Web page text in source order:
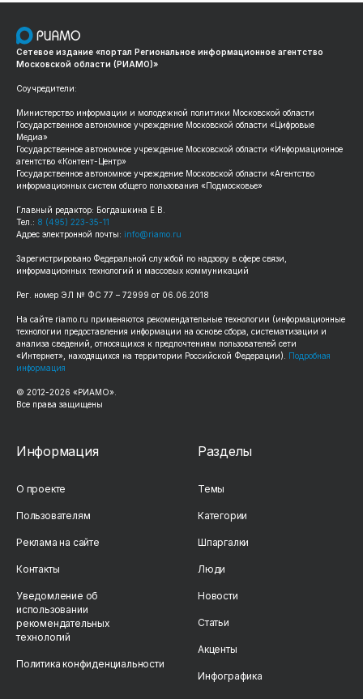
Сетевое издание «портал Региональное информационное агентство
Московской области (РИАМО)»
Соучредители:
Министерство информации и молодежной политики Московской области
Государственное автономное учреждение Московской области «Цифровые
Медиа»
Государственное автономное учреждение Московской области «Информационное
агентство «Контент-Центр»
Государственное автономное учреждение Московской области «Агентство
информационных систем общего пользования «Подмосковье»
Главный редактор: Богдашкина Е.В.
Тел.: 8 (495) 223-35-11
Адрес электронной почты: info@riamo.ru
Зарегистрировано Федеральной службой по надзору в сфере связи,
информационных технологий и массовых коммуникаций
Рег. номер ЭЛ № ФС 77 – 72999 от 06.06.2018
На сайте riamo.ru применяются рекомендательные технологии (информационные
технологии предоставления информации на основе сбора, систематизации и
анализа сведений, относящихся к предпочтениям пользователей сети
«Интернет», находящихся на территории Российской Федерации). Подробная
информация
© 2012-2026 «РИАМО».
Все права защищены
Информация
О проекте
Пользователям
Реклама на сайте
Контакты
Уведомление об
использовании
рекомендательных
технологий
Политика конфиденциальности
Разделы
Темы
Категории
Шпаргалки
Люди
Новости
Статьи
Акценты
Инфографика